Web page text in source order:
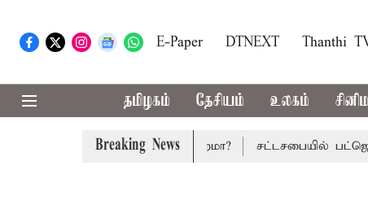
E-Paper DTNEXT Thanthi
தமிழகம் தேசியம் உலகம்
Breaking News
மாற்றமா?, தடுமாற்றமா? சட்டசபையில் பட்ஜெட் மீதான